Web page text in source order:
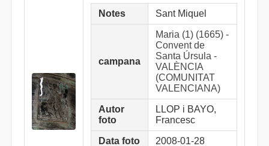
Notes Sant Miquel
campana
Maria (1) (1665) -
Convent de
Santa Úrsula -
VALÈNCIA
(COMUNITAT
VALENCIANA)
Autor
foto
LLOP i BAYO,
Francesc
Data foto 2008-01-28